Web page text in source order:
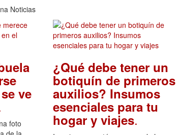
Noticias
ve
foto
¿Qué debe tener un
botiquín de primeros
auxilios? Insumos
esenciales para tu
hogar y viajes.